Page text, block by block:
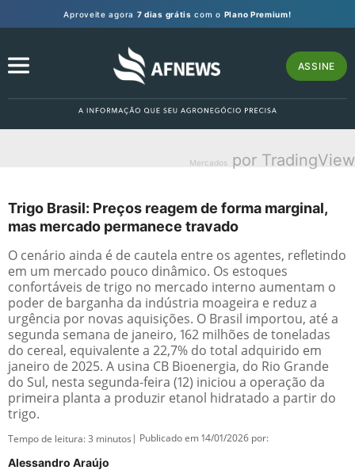
Aproveite agora 7 dias grátis com o Plano Premium!
ASSINE
Mercados por TradingView
Trigo Brasil: Preços reagem de forma marginal,
mas mercado permanece travado
O cenário ainda é de cautela entre os agentes, refletindo
em um mercado pouco dinâmico. Os estoques
confortáveis de trigo no mercado interno aumentam o
poder de barganha da indústria moageira e reduz a
urgência por novas aquisições. O Brasil importou, até a
segunda semana de janeiro, 162 milhões de toneladas
do cereal, equivalente a 22,7% do total adquirido em
janeiro de 2025. A usina CB Bioenergia, do Rio Grande
do Sul, nesta segunda-feira (12) iniciou a operação da
primeira planta a produzir etanol hidratado a partir do
trigo.
Tempo de leitura:3 minutos | Publicado em 14/01/2026 por:
Alessandro Araújo